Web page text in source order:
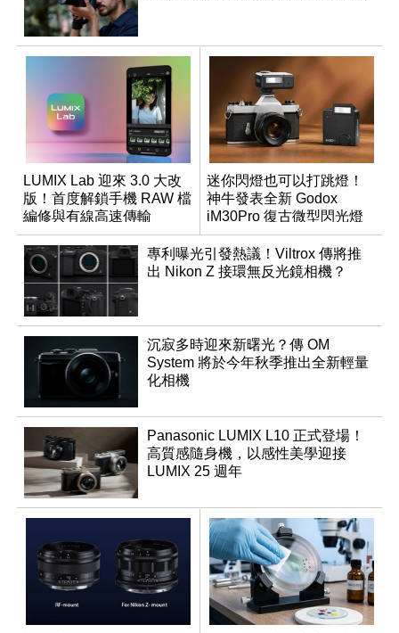
LUMIX Lab 迎來 3.0 大改
版！首度解鎖手機 RAW 檔
編修與有線高速傳輸
迷你閃燈也可以打跳燈！
神牛發表全新 Godox
iM30Pro 復古微型閃光燈
專利曝光引發熱議！Viltrox 傳將推
出 Nikon Z 接環無反光鏡相機？
沉寂多時迎來新曙光？傳 OM
System 將於今年秋季推出全新輕量
化相機
Panasonic LUMIX L10 正式登場！
高質感隨身機，以感性美學迎接
LUMIX 25 週年